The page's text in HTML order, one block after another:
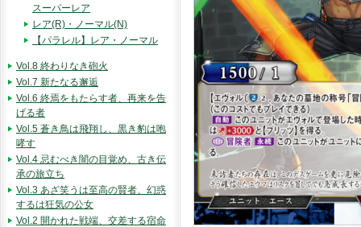
スーパーレア
レア(R)・ノーマル(N)
【パラレル】レア・ノーマル
Vol.8 終わりなき砲火
Vol.7 新たなる邂逅
Vol.6 終焉をもたらす者、再来を告
げる者
Vol.5 蒼き鳥は飛翔し、黒き豹は咆
哮す
Vol.4 忌むべき闇の目覚め、古き伝
承の旅立ち
Vol.3 あざ笑うは至高の賢者、幻惑
するは狂気の公女
Vol.2 開かれた戦端、交差する宿命